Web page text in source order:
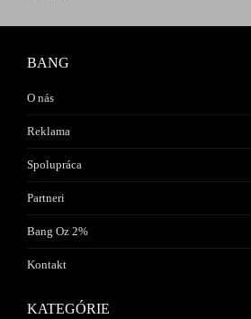
BANG
O nás
Reklama
Spolupráca
Partneri
Bang Oz 2%
Kontakt
KATEGÓRIE